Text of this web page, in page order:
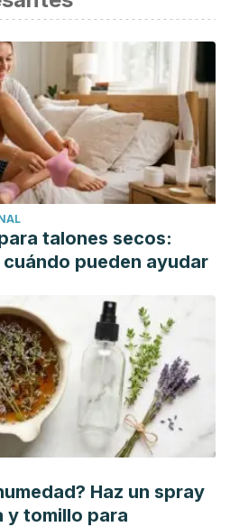
dermatitis.P T.
TC. Seborrheic Dermatitis and
Review.J Clin Investig
2373-1044.1000019.
Borbujo, J., & Freites-Martínez, A.
FMC Formacion Medica
2072(14)70690-5.
seborreica.
Revista Chilena de
Zambrano Centeno, B., & Alonso
seborreica en el adulto.
Familia.
3593(00)73647-1.
talones secos:
pueden ayudar
Haz un spray
y tomillo para